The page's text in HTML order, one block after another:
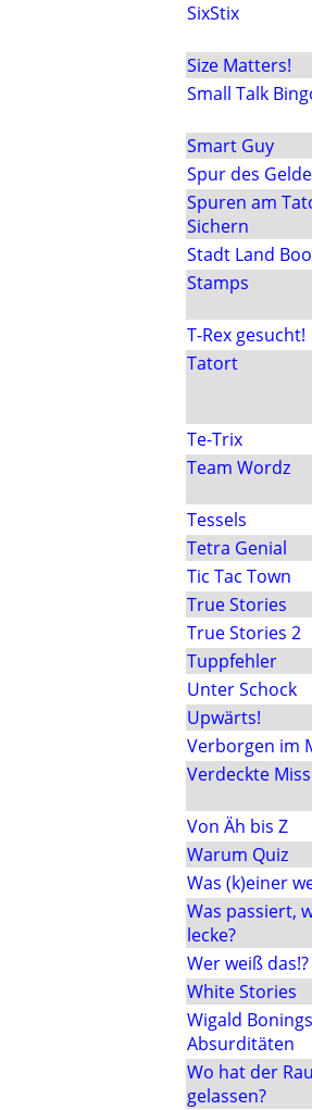
SixStix
Size Matters!
Small Talk
Smart Guy
Spur des
Spuren am
Sichern
Stadt Land
Stamps
T-Rex gesucht!
Tatort
Te-Trix
Team Wordz
Tessels
Tetra Genial
Tic Tac Town
True Stories
True Stories 2
Tuppfehler
Unter Schock
Upwärts!
Verborgen im
Verdeckte
Von Äh bis Z
Warum Quiz
Was (k)einer
Was passiert,
lecke?
Wer weiß das!?
White Stories
Wigald
Absurditäten
Wo hat der
gelassen?